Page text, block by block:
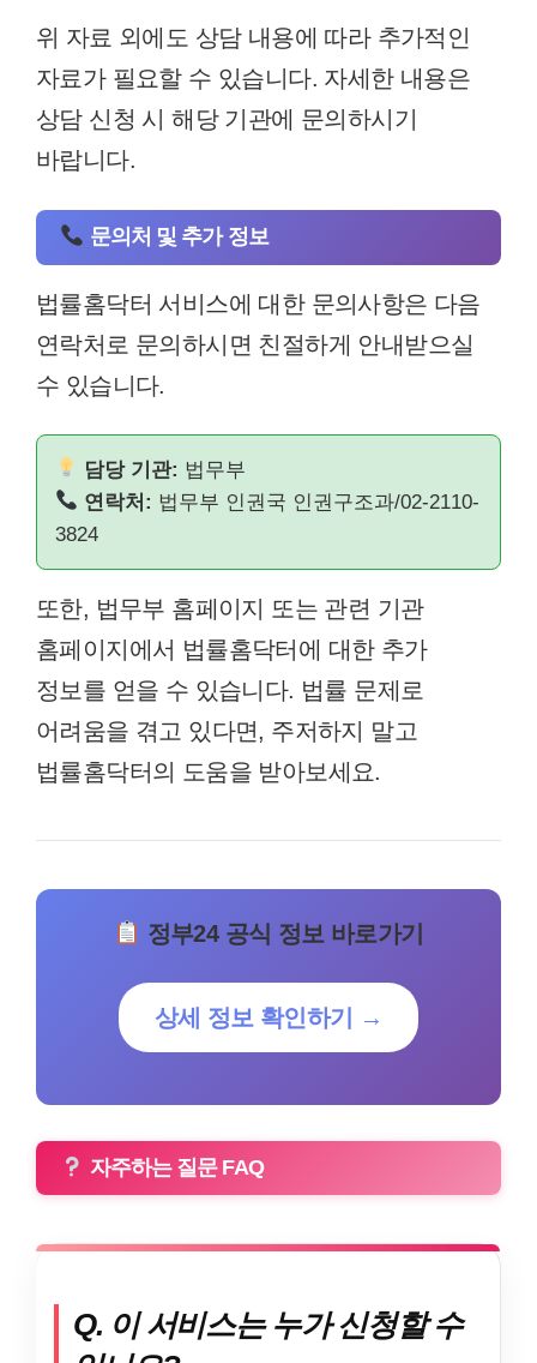
위 자료 외에도 상담 내용에 따라 추가적인
자료가 필요할 수 있습니다. 자세한 내용은
상담 신청 시 해당 기관에 문의하시기
바랍니다.
문의처 및 추가 정보
법률홈닥터 서비스에 대한 문의사항은 다음
연락처로 문의하시면 친절하게 안내받으실
수 있습니다.
담당 기관: 법무부
연락처: 법무부 인권국 인권구조과/02-2110-
3824
또한, 법무부 홈페이지 또는 관련 기관
홈페이지에서 법률홈닥터에 대한 추가
정보를 얻을 수 있습니다. 법률 문제로
어려움을 겪고 있다면, 주저하지 말고
법률홈닥터의 도움을 받아보세요.
정부24 공식 정보 바로가기
상세 정보 확인하기 →
자주하는 질문 FAQ
Q. 이 서비스는 누가 신청할 수